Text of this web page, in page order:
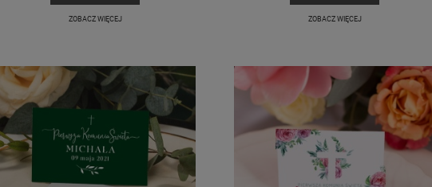
ZOBACZ WIĘCEJ ZOBACZ WIĘCEJ